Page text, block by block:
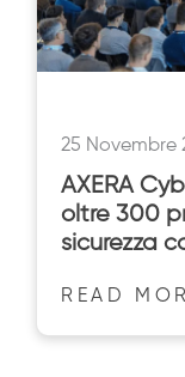
25 Novembre
AXERA
oltre 300
sicurezza
READ